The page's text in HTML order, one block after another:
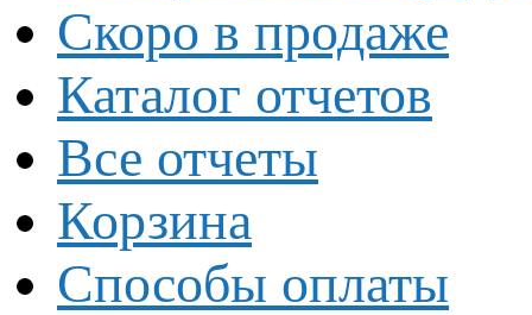
Скоро в продаже
Каталог отчетов
Все отчеты
Корзина
Способы оплаты